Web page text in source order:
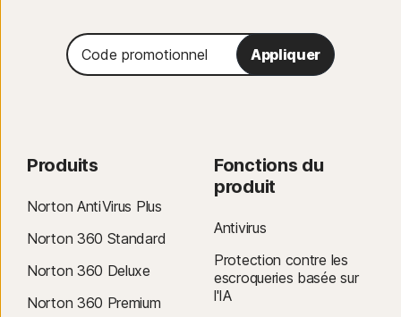
Code
promotionnel
Appliquer
Produits
Norton AntiVirus Plus
Norton 360 Standard
Norton 360 Deluxe
Norton 360 Premium
Fonctions du
produit
Antivirus
Protection contre les
escroqueries basée sur
l'IA